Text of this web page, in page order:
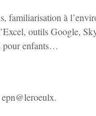
familiarisation à
outils Google,
pour enfants…
epn@leroeulx.